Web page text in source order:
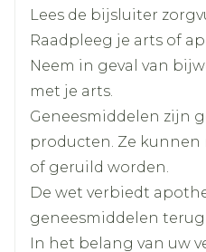
oxcarbazepine),
tuberculose
hiv- en hepatitis C
(zogenaamde
nucleoside reverse
zoals ritonavir,
schimmelinfecties
ketoconazol),
artritis, artrose
hoge bloeddruk in de
(bosentan).
gevoelige borsten
Hoofdpijn
Neerslachtigheid
Migraine
bloeding van de
Oraal combinatie-
bij voorkeur op de dag
werkzame tablet (de
werkzame stoffen
dag na de
tussenpoos of de
placebotabletten.
Lengte
Diepte 40 mm
Actieve
Ingrediënten
Behoud
25°C)
Lees de bijsluiter
Raadpleeg je arts of
Neem in geval van
met je arts.
Geneesmiddelen zijn
producten. Ze
of geruild worden.
De wet verbiedt
geneesmiddelen
In het belang van uw